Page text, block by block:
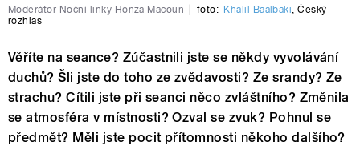
Moderátor Noční linky Honza Macoun foto: Khalil Baalbaki,Český
rozhlas
Věříte na seance? Zúčastnili jste se někdy vyvolávání
duchů? Šli jste do toho ze zvědavosti? Ze srandy? Ze
strachu? Cítili jste při seanci něco zvláštního? Změnila
se atmosféra v místnosti? Ozval se zvuk? Pohnul se
předmět? Měli jste pocit přítomnosti někoho dalšího?